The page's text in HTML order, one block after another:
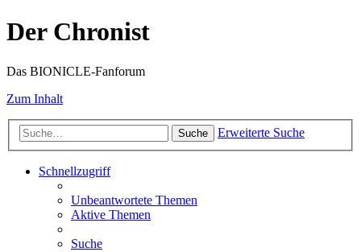
Der Chronist
Das BIONICLE-Fanforum
Zum Inhalt
Suche Erweiterte Suche
Schnellzugriff
Unbeantwortete Themen
Aktive Themen
Suche